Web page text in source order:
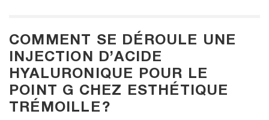
COMMENT SE DÉROULE UNE
INJECTION D’ACIDE
HYALURONIQUE POUR LE
POINT G CHEZ ESTHÉTIQUE
TRÉMOILLE ?